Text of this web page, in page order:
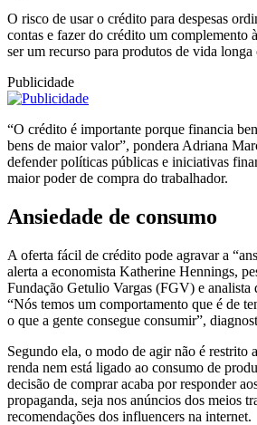
O risco de usar o crédito para despesas
contas e fazer do crédito um complemento
ser um recurso para produtos de vida
Publicidade
“O crédito é importante porque financia
bens de maior valor”, pondera Adriana
defender políticas públicas e iniciativas
maior poder de compra do trabalhador.
Ansiedade de consumo
A oferta fácil de crédito pode agravar a
alerta a economista Katherine Hennings,
Fundação Getulio Vargas (FGV) e
“Nós temos um comportamento que é de
o que a gente consegue consumir”,
Segundo ela, o modo de agir não é restrito
renda nem está ligado ao consumo de
decisão de comprar acaba por responder
propaganda, seja nos anúncios dos meios
recomendações dos influencers na internet.